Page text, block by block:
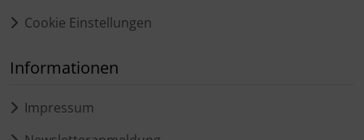
Cookie Einstellungen
Informationen
Impressum